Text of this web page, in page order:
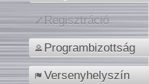
Regisztráció
Programbizottság
Versenyhelyszín